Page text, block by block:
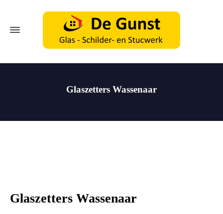
Glaszetters Wassenaar
Glaszetters Wassenaar